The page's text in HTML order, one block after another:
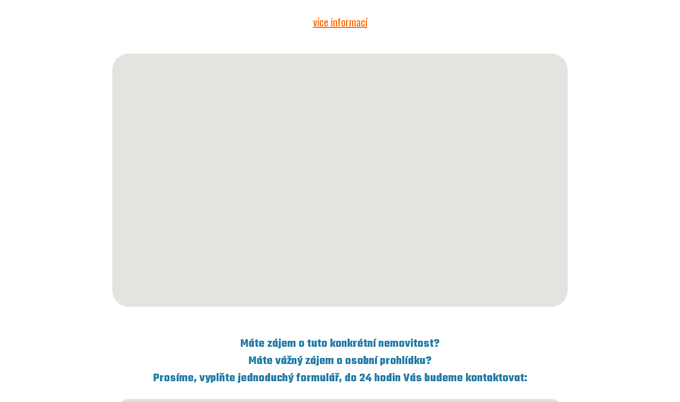
více informací
Máte zájem o tuto konkrétní nemovitost?
Máte vážný zájem o osobní prohlídku?
Prosíme, vyplňte jednoduchý formulář, do 24 hodin Vás budeme kontaktovat: